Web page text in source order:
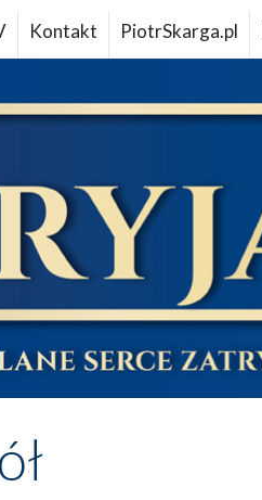
Kontakt PiotrSkarga.pl